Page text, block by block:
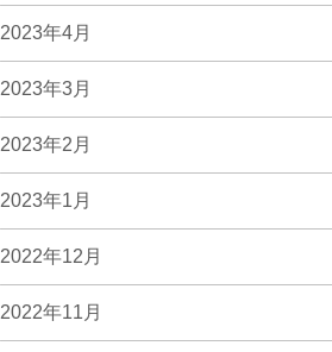
2023年4月
2023年3月
2023年2月
2023年1月
2022年12月
2022年11月